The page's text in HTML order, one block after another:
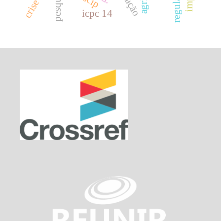
icpc 14